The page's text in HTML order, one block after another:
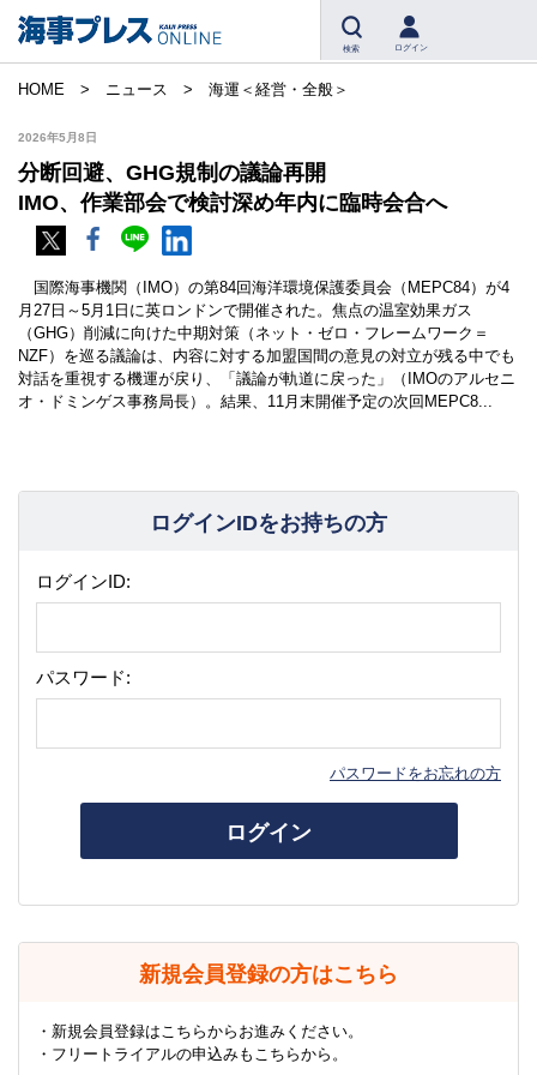
検索 ログイン
HOME ニュース 海運＜経営・全般＞
2026年5月8日
分断回避、GHG規制の議論再開
IMO、作業部会で検討深め年内に臨時会合へ
国際海事機関（IMO）の第84回海洋環境保護委員会（MEPC84）が4
月27日～5月1日に英ロンドンで開催された。焦点の温室効果ガス
（GHG）削減に向けた中期対策（ネット・ゼロ・フレームワーク＝
NZF）を巡る議論は、内容に対する加盟国間の意見の対立が残る中でも
対話を重視する機運が戻り、「議論が軌道に戻った」（IMOのアルセニ
オ・ドミンゲス事務局長）。結果、11月末開催予定の次回MEPC8...
ログインIDをお持ちの方
ログインID:
パスワード:
パスワードをお忘れの方
ログイン
新規会員登録の方はこちら
・新規会員登録はこちらからお進みください。
・フリートライアルの申込みもこちらから。